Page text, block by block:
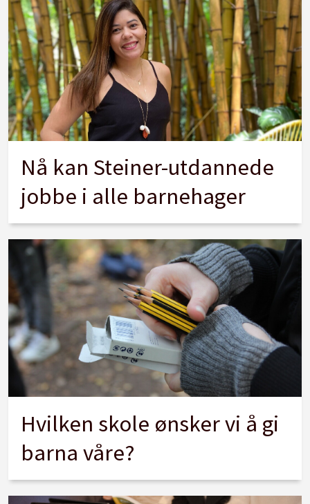
Nå kan Steiner-utdannede
jobbe i alle barnehager
Hvilken skole ønsker vi å gi
barna våre?